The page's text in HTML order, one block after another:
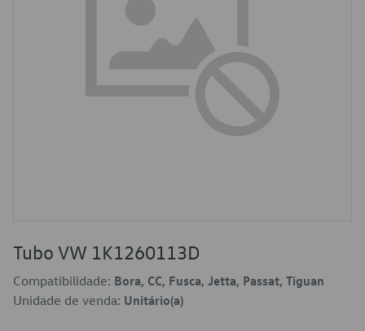
Tubo VW 1K1260113D
Compatibilidade: Bora, CC, Fusca, Jetta, Passat, Tiguan
Unidade de venda: Unitário(a)